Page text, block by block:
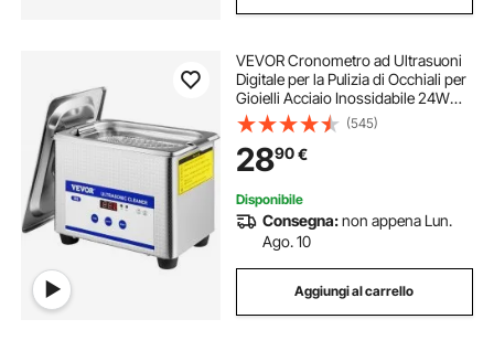
VEVOR Cronometro ad Ultrasuoni
Digitale per la Pulizia di Occhiali per
Gioielli Acciaio Inossidabile 24W
0,8L
(545)
2890€
Disponibile
Consegna:non appena Lun.
Ago. 10
Aggiungi al carrello